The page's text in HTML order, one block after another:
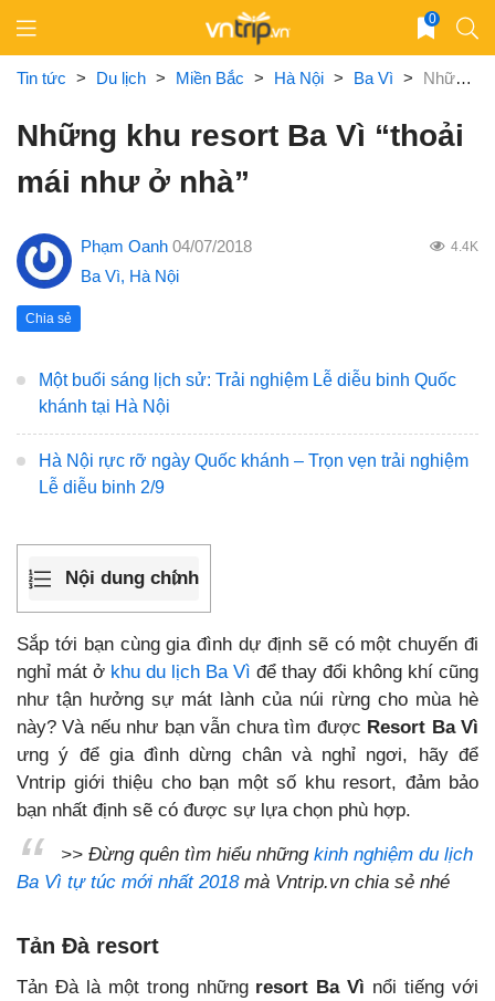
content
0
Tin tức > Du lịch > Miền Bắc > Hà Nội > Ba Vì > Những khu resort Ba Vì “thoải mái như ở nhà”
Những khu resort Ba Vì “thoải
mái như ở nhà”
Phạm Oanh 04/07/2018 4.4K
Ba Vì, Hà Nội
Chia sẻ
Một buổi sáng lịch sử: Trải nghiệm Lễ diễu binh Quốc
khánh tại Hà Nội
Hà Nội rực rỡ ngày Quốc khánh – Trọn vẹn trải nghiệm
Lễ diễu binh 2/9
Nội dung chính
Sắp tới bạn cùng gia đình dự định sẽ có một chuyến đi
nghỉ mát ở khu du lịch Ba Vì để thay đổi không khí cũng
như tận hưởng sự mát lành của núi rừng cho mùa hè
này? Và nếu như bạn vẫn chưa tìm được Resort Ba Vì
ưng ý để gia đình dừng chân và nghỉ ngơi, hãy để
Vntrip giới thiệu cho bạn một số khu resort, đảm bảo
bạn nhất định sẽ có được sự lựa chọn phù hợp.
>> Đừng quên tìm hiểu những kinh nghiệm du lịch
Ba Vì tự túc mới nhất 2018mà Vntrip.vn chia sẻ nhé
Tản Đà resort
Tản Đà là một trong những resort Ba Vì nổi tiếng với